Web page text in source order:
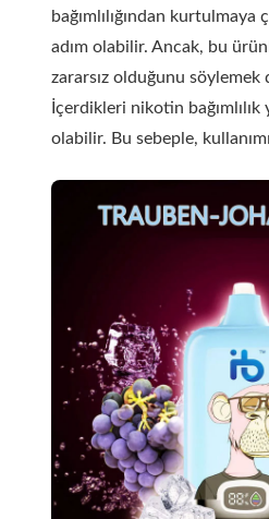
bağımlılığından
adım olabilir. Ancak, bu
zararsız olduğunu söylemek
İçerdikleri nikotin bağımlılık
olabilir. Bu sebeple,